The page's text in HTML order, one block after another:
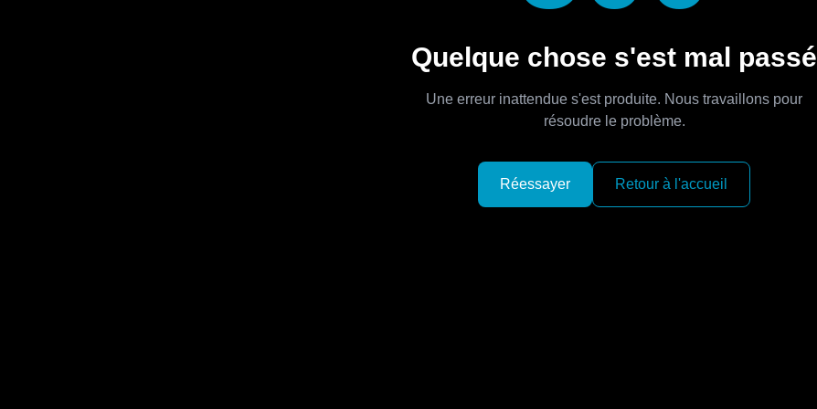
Quelque chose s'est mal passé
Une erreur inattendue s'est produite. Nous travaillons pour
résoudre le problème.
Réessayer Retour à l'accueil